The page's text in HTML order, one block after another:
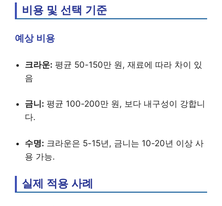
비용 및 선택 기준
예상 비용
크라운: 평균 50-150만 원, 재료에 따라 차이 있
음
금니: 평균 100-200만 원, 보다 내구성이 강합니
다.
수명: 크라운은 5-15년, 금니는 10-20년 이상 사
용 가능.
실제 적용 사례